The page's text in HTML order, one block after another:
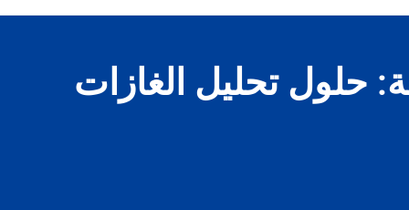
حلول تحليل الغازات